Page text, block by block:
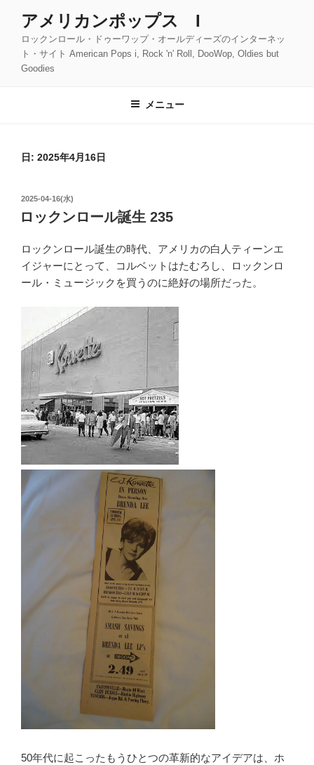
アメリカンポップス I
ロックンロール・ドゥーワップ・オールディーズのインターネッ
ト・サイト American Pops i, Rock 'n' Roll, DooWop, Oldies but
Goodies
メニュー
日: 2025年4月16日
投
稿
日:
2025-04-16(水)
ロックンロール誕生 235
ロックンロール誕生の時代、アメリカの白人ティーンエ
イジャーにとって、コルベットはたむろし、ロックンロ
ール・ミュージックを買うのに絶好の場所だった。
50年代に起こったもうひとつの革新的なアイデアは、ホ